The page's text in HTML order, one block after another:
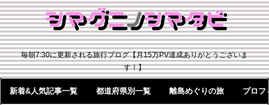
毎朝7:30に更新される旅行ブログ【月15万PV達成ありがとうございま
す！】
新着&人気記事一覧 都道府県別一覧 離島めぐりの旅 プロフ